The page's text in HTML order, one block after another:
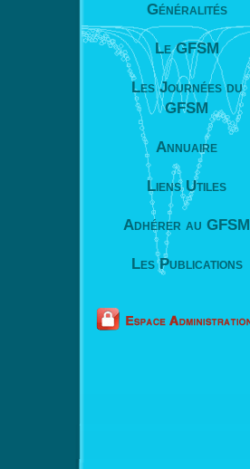
Généralités
Le GFSM
Les Journées du
GFSM
Annuaire
Liens Utiles
Adhérer au GFSM
Les Publications